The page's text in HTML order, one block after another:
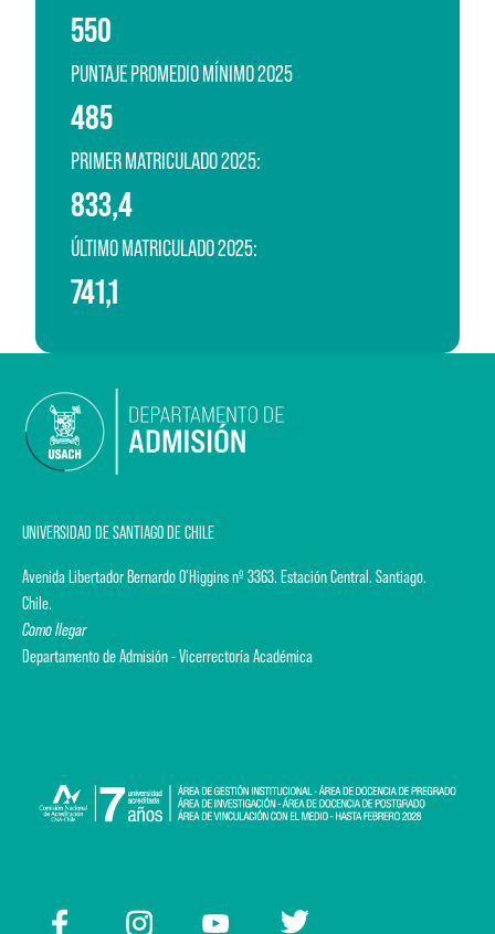
550
PUNTAJE PROMEDIO MÍNIMO 2025
485
PRIMER MATRICULADO 2025:
833,4
ÚLTIMO MATRICULADO 2025:
741,1
UNIVERSIDAD DE SANTIAGO DE CHILE
Avenida Libertador Bernardo O'Higgins nº 3363. Estación Central. Santiago.
Chile.
Como llegar
Departamento de Admisión - Vicerrectoría Académica